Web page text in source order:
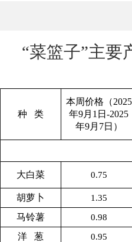
“菜篮子”主要
种 类
本周价格（2025
年9月1日-2025
年9月7日）
大白菜 0.75
胡萝卜 1.35
马铃薯 0.98
洋 葱 0.95